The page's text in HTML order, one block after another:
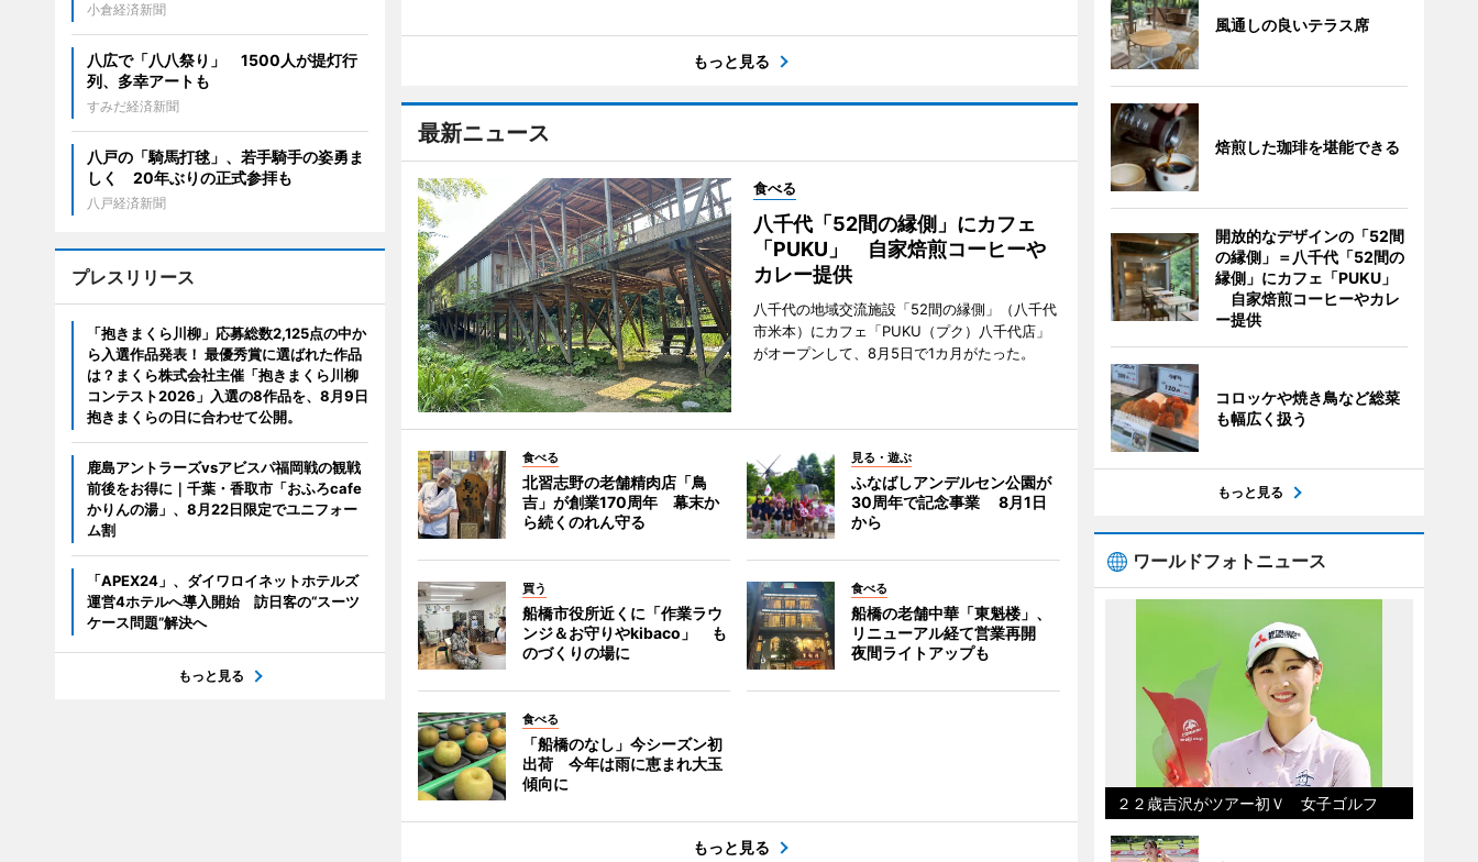
もっと見る
最新ニュース
食べる
八千代「52間の縁側」にカフェ
「PUKU」 自家焙煎コーヒーや
カレー提供
八千代の地域交流施設「52間の縁側」（八千代
市米本）にカフェ「PUKU（プク）八千代店」
がオープンして、8月5日で1カ月がたった。
食べる
北習志野の老舗精肉店「鳥
吉」が創業170周年 幕末か
ら続くのれん守る
見る・遊ぶ
ふなばしアンデルセン公園が
30周年で記念事業 8月1日
から
買う
船橋市役所近くに「作業ラウ
ンジ＆お守りやkibaco」 も
のづくりの場に
食べる
船橋の老舗中華「東魁楼」、
リニューアル経て営業再開
夜間ライトアップも
食べる
「船橋のなし」今シーズン初
出荷 今年は雨に恵まれ大玉
傾向に
もっと見る
小倉経済新聞
八広で「八八祭り」 1500人が提灯行
列、多幸アートも
すみだ経済新聞
八戸の「騎馬打毬」、若手騎手の姿勇ま
しく 20年ぶりの正式参拝も
八戸経済新聞
プレスリリース
「抱きまくら川柳」応募総数2,125点の中か
ら入選作品発表！ 最優秀賞に選ばれた作品
は？まくら株式会社主催「抱きまくら川柳
コンテスト2026」入選の8作品を、8月9日
抱きまくらの日に合わせて公開。
鹿島アントラーズvsアビスパ福岡戦の観戦
前後をお得に｜千葉・香取市「おふろcafe
かりんの湯」、8月22日限定でユニフォー
ム割
「APEX24」、ダイワロイネットホテルズ
運営4ホテルへ導入開始 訪日客の“スーツ
ケース問題”解決へ
もっと見る
風通しの良いテラス席
焙煎した珈琲を堪能できる
開放的なデザインの「52間
の縁側」＝八千代「52間の
縁側」にカフェ「PUKU」
自家焙煎コーヒーやカレ
ー提供
コロッケや焼き鳥など総菜
も幅広く扱う
もっと見る
ワールドフォトニュース
２２歳吉沢がツアー初Ｖ 女子ゴルフ